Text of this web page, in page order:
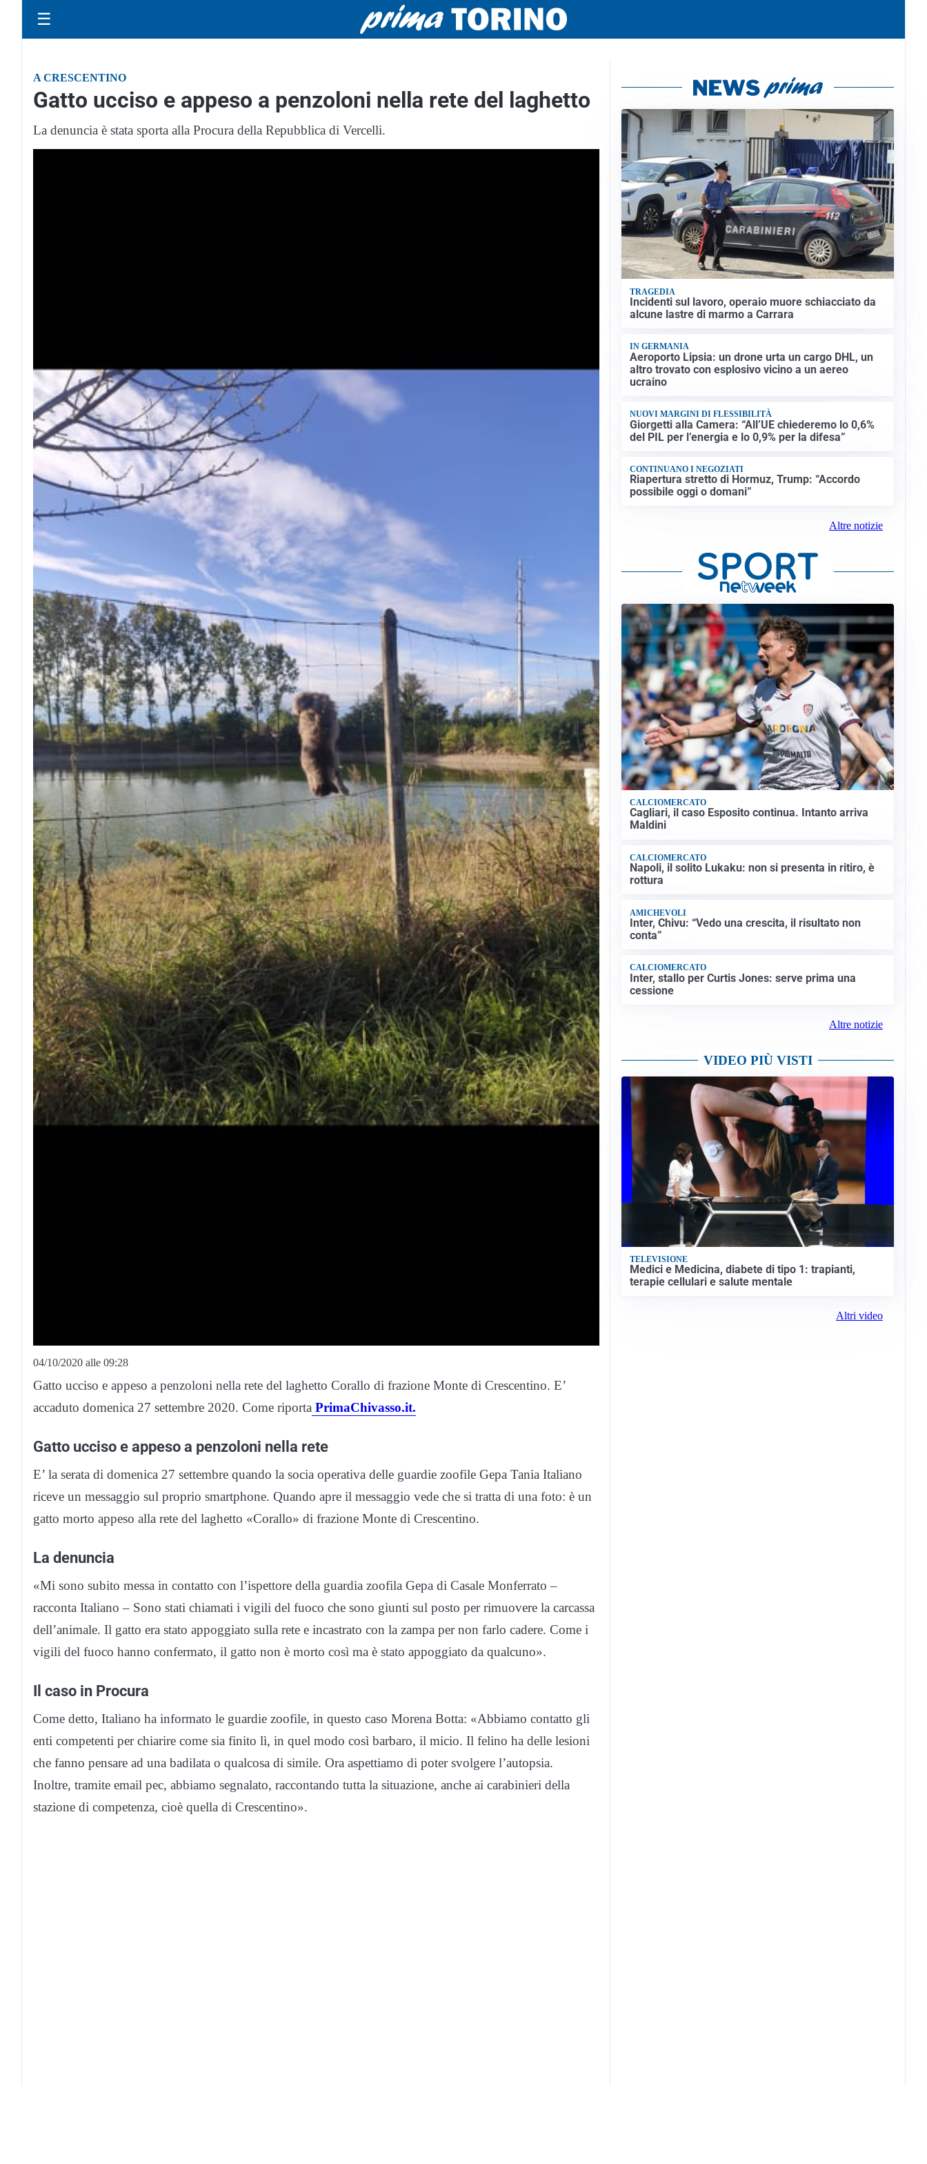
☰
A CRESCENTINO
Gatto ucciso e appeso a penzoloni nella rete del laghetto
La denuncia è stata sporta alla Procura della Repubblica di Vercelli.
04/10/2020 alle 09:28
Gatto ucciso e appeso a penzoloni nella rete del laghetto Corallo di frazione Monte di Crescentino. E’
accaduto domenica 27 settembre 2020. Come riporta PrimaChivasso.it.
Gatto ucciso e appeso a penzoloni nella rete
E’ la serata di domenica 27 settembre quando la socia operativa delle guardie zoofile Gepa Tania Italiano
riceve un messaggio sul proprio smartphone. Quando apre il messaggio vede che si tratta di una foto: è un
gatto morto appeso alla rete del laghetto «Corallo» di frazione Monte di Crescentino.
La denuncia
«Mi sono subito messa in contatto con l’ispettore della guardia zoofila Gepa di Casale Monferrato –
racconta Italiano – Sono stati chiamati i vigili del fuoco che sono giunti sul posto per rimuovere la carcassa
dell’animale. Il gatto era stato appoggiato sulla rete e incastrato con la zampa per non farlo cadere. Come i
vigili del fuoco hanno confermato, il gatto non è morto così ma è stato appoggiato da qualcuno».
Il caso in Procura
Come detto, Italiano ha informato le guardie zoofile, in questo caso Morena Botta: «Abbiamo contatto gli
enti competenti per chiarire come sia finito lì, in quel modo così barbaro, il micio. Il felino ha delle lesioni
che fanno pensare ad una badilata o qualcosa di simile. Ora aspettiamo di poter svolgere l’autopsia.
Inoltre, tramite email pec, abbiamo segnalato, raccontando tutta la situazione, anche ai carabinieri della
stazione di competenza, cioè quella di Crescentino».
TRAGEDIA
Incidenti sul lavoro, operaio muore schiacciato da
alcune lastre di marmo a Carrara
IN GERMANIA
Aeroporto Lipsia: un drone urta un cargo DHL, un
altro trovato con esplosivo vicino a un aereo
ucraino
NUOVI MARGINI DI FLESSIBILITÀ
Giorgetti alla Camera: “All’UE chiederemo lo 0,6%
del PIL per l’energia e lo 0,9% per la difesa”
CONTINUANO I NEGOZIATI
Riapertura stretto di Hormuz, Trump: “Accordo
possibile oggi o domani”
Altre notizie
CALCIOMERCATO
Cagliari, il caso Esposito continua. Intanto arriva
Maldini
CALCIOMERCATO
Napoli, il solito Lukaku: non si presenta in ritiro, è
rottura
AMICHEVOLI
Inter, Chivu: “Vedo una crescita, il risultato non
conta”
CALCIOMERCATO
Inter, stallo per Curtis Jones: serve prima una
cessione
Altre notizie
VIDEO PIÙ VISTI
TELEVISIONE
Medici e Medicina, diabete di tipo 1: trapianti,
terapie cellulari e salute mentale
Altri video